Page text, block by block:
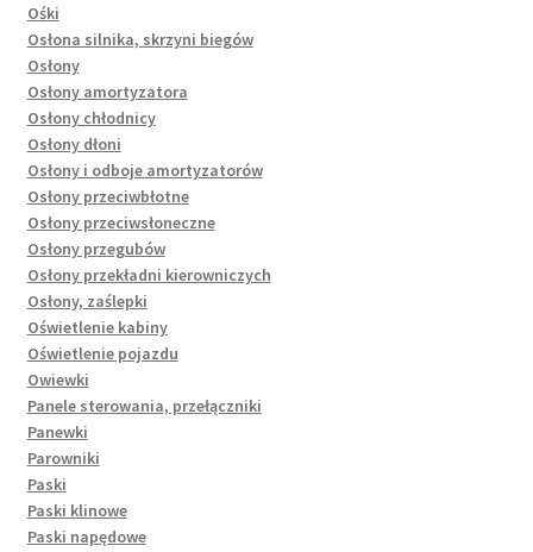
Ośki
Osłona silnika, skrzyni biegów
Osłony
Osłony amortyzatora
Osłony chłodnicy
Osłony dłoni
Osłony i odboje amortyzatorów
Osłony przeciwbłotne
Osłony przeciwsłoneczne
Osłony przegubów
Osłony przekładni kierowniczych
Osłony, zaślepki
Oświetlenie kabiny
Oświetlenie pojazdu
Owiewki
Panele sterowania, przełączniki
Panewki
Parowniki
Paski
Paski klinowe
Paski napędowe